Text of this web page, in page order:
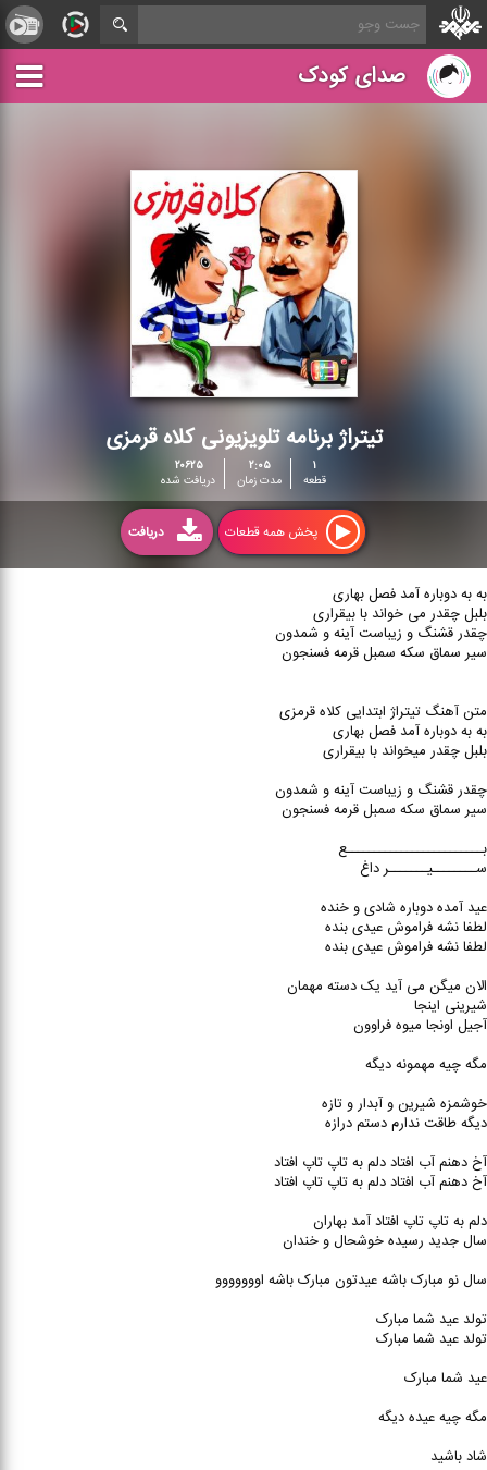
صدای کودک
تیتراژ برنامه تلویزیونی کلاه قرمزی
۱
قطعه
۲:۰۵
مدت زمان
۲۰۶۲۵
دریافت شده
پخش همه قطعات دریافت
به به دوباره آمد فصل بهاری
بلبل چقدر می خواند با بیقراری
چقدر قشنگ و زیباست آینه و شمدون
سیر سماق سکه سمبل قرمه فسنجون
متن آهنگ تیتراژ ابتدایی کلاه قرمزی
به به دوباره آمد فصل بهاری
بلبل چقدر میخواند با بیقراری
چقدر قشنگ و زیباست آینه و شمدون
سیر سماق سکه سمبل قرمه فسنجون
بـــــــــــــــــــــــــع
ســــــــیـــــــر داغ
عید آمده دوباره شادی و خنده
لطفا نشه فراموش عیدی بنده
لطفا نشه فراموش عیدی بنده
الان میگن می آید یک دسته مهمان
شیرینی اینجا
آجیل اونجا میوه فراوون
مگه چیه مهمونه دیگه
خوشمزه شیرین و آبدار و تازه
دیگه طاقت ندارم دستم درازه
آخ دهنم آب افتاد دلم به تاپ تاپ افتاد
آخ دهنم آب افتاد دلم به تاپ تاپ افتاد
دلم به تاپ تاپ افتاد آمد بهاران
سال جدید رسیده خوشحال و خندان
سال نو مبارک باشه عیدتون مبارک باشه اووووووو
تولد عید شما مبارک
تولد عید شما مبارک
عید شما مبارک
مگه چیه عیده دیگه
شاد باشید